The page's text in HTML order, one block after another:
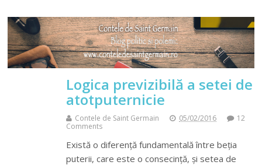
Logica previzibilă a setei de
atotputernicie
Contele de Saint Germain 05/02/2016
12
Comments
Există o diferență fundamentală între beția
puterii, care este o consecință, și setea de